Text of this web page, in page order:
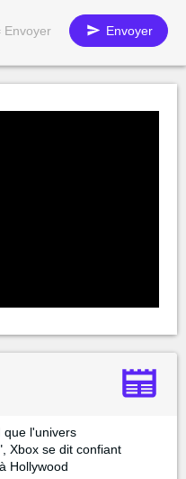
Envoyer Envoyer
que l'univers
Xbox se dit confiant
Hollywood